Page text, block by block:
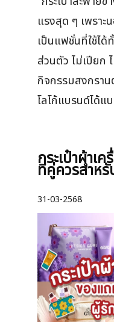
แรงสุด ๆ เพราะ
เป็นแฟชั่นที่ใช้ไ
ส่วนตัว ไม่เปียก
กิจกรรมสงกร
โลโก้แบรนด์ได้แ
กระเป๋าผ้าเ
ที่คู่ควรสำห
31-03-2568